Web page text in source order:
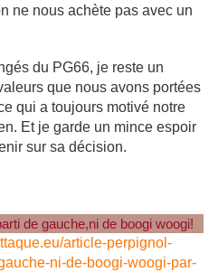
ne nous achète pas avec un
du PG66, je reste un
que nous avons portées
qui a toujours motivé notre
Et je garde un mince espoir
sur sa décision.
de gauche,ni de boogi woogi!
article-perpignol-
ni-de-boogi-woogi-par-